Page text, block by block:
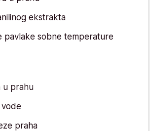
ekstrakta
pavlake sobne temperature
u prahu
vode
praha